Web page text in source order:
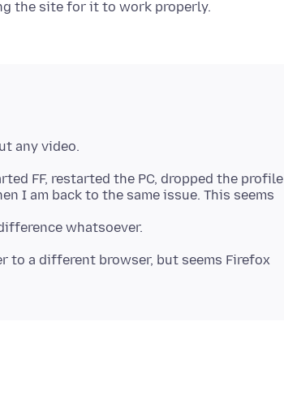
FF, restarted the PC, dropped the profile
I am back to the same issue. This seems
to a different browser, but seems Firefox